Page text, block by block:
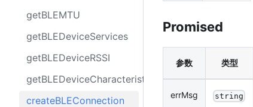
getBLEMTU
getBLEDeviceServices
getBLEDeviceRSSI
getBLEDeviceCharacteristics
createBLEConnection
Promised
参数 类型
errMsg string